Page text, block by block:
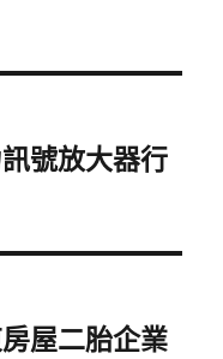
號放大器行
屋二胎企業